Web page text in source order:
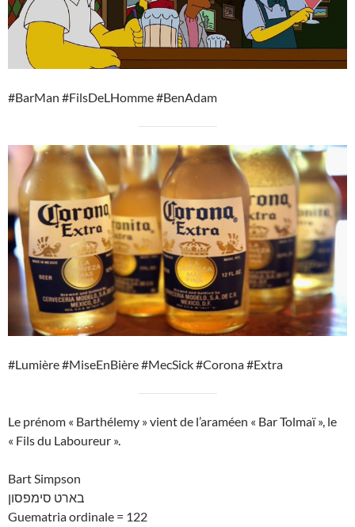
#BarMan #FilsDeLHomme #BenAdam
#Lumière #MiseEnBière #MecSick #Corona #Extra
Le prénom « Barthélemy » vient de l’araméen « Bar Tolmaï », le
« Fils du Laboureur ».
Bart Simpson
בארט סימפסון
Guematria ordinale = 122